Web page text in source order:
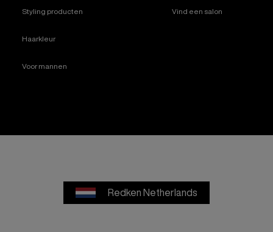
Styling producten
Haarkleur
Voor mannen
Vind een salon
Redken Netherlands